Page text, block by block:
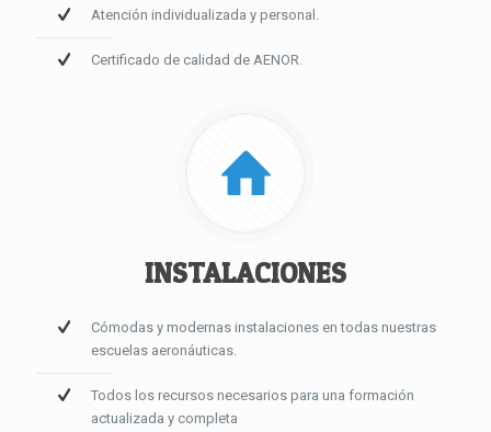
Atención individualizada y personal.
Certificado de calidad de AENOR.
INSTALACIONES
Cómodas y modernas instalaciones en todas nuestras
escuelas aeronáuticas.
Todos los recursos necesarios para una formación
actualizada y completa